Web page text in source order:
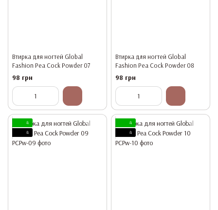
Втирка для ногтей Global
Fashion Pea Cock Powder 07
98 грн
Втирка для ногтей Global
Fashion Pea Cock Powder 08
98 грн
4
4
4
4